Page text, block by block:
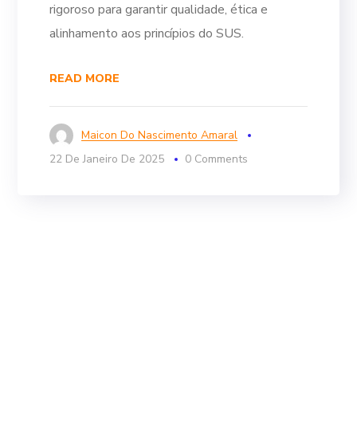
rigoroso para garantir qualidade, ética e
alinhamento aos princípios do SUS.
READ MORE
Maicon Do Nascimento Amaral
22 De Janeiro De 2025
0 Comments